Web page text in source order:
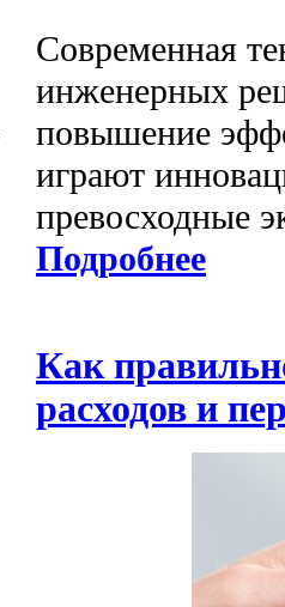
Современная
инженерных
повышение
играют
превосходные
Подробнее
Как
расходов и